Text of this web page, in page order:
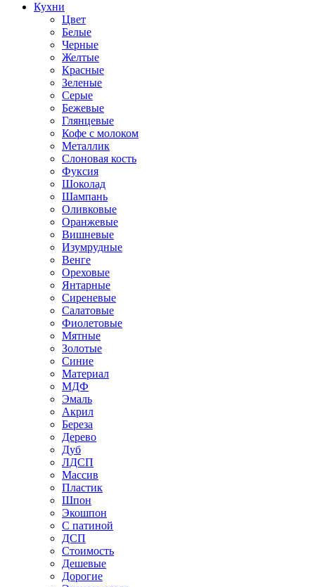
Кухни
Цвет
Белые
Черные
Желтые
Красные
Зеленые
Серые
Бежевые
Глянцевые
Кофе с молоком
Металлик
Слоновая кость
Фуксия
Шоколад
Шампань
Оливковые
Оранжевые
Вишневые
Изумрудные
Венге
Ореховые
Янтарные
Сиреневые
Салатовые
Фиолетовые
Мятные
Золотые
Синие
Материал
МДФ
Эмаль
Акрил
Береза
Дерево
Дуб
ЛДСП
Массив
Пластик
Шпон
Экошпон
С патиной
ДСП
Стоимость
Дешевые
Дорогие